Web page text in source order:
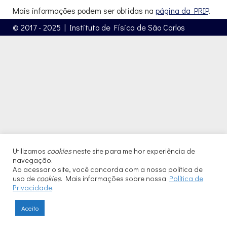
Mais informações podem ser obtidas na página da PRIP.
© 2017 - 2025 | Instituto de Física de São Carlos
Utilizamos cookiesneste site para melhor experiência de
navegação.
Ao acessar o site, você concorda com a nossa política de
uso de cookies. Mais informações sobre nossa Política de
Privacidade.
Aceito